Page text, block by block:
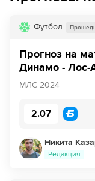
Футбол
Прогноз на
Динамо -
МЛС 2024
2.07
Никита
Редакция